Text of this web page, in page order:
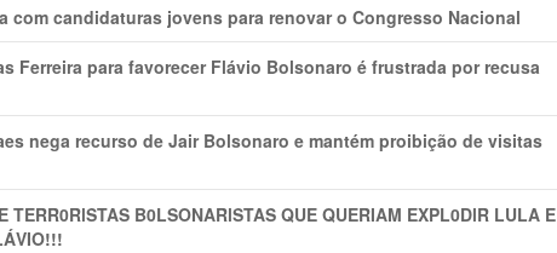
com candidaturas jovens para renovar o Congresso Nacional
Ferreira para favorecer Flávio Bolsonaro é frustrada por recusa
nega recurso de Jair Bolsonaro e mantém proibição de visitas
TERR0RlSTAS B0LSONARlSTAS QUE QUERIAM EXPL0DlR LULA E